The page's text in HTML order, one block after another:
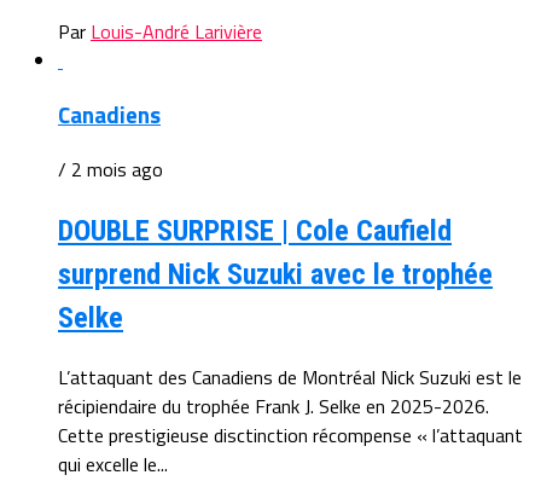
Par Louis-André Larivière
Canadiens
/ 2 mois ago
DOUBLE SURPRISE | Cole Caufield
surprend Nick Suzuki avec le trophée
Selke
L’attaquant des Canadiens de Montréal Nick Suzuki est le
récipiendaire du trophée Frank J. Selke en 2025-2026.
Cette prestigieuse disctinction récompense « l’attaquant
qui excelle le...